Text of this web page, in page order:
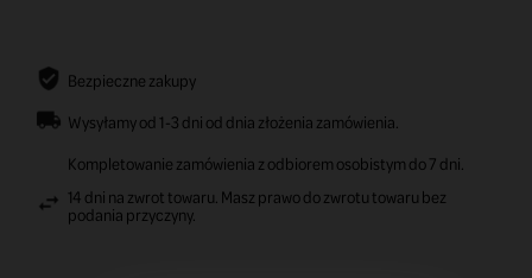
Bezpieczne zakupy
Wysyłamy od 1-3 dni od dnia złożenia zamówienia.
Kompletowanie zamówienia z odbiorem osobistym do 7 dni.
14 dni na zwrot towaru. Masz prawo do zwrotu towaru bez
podania przyczyny.